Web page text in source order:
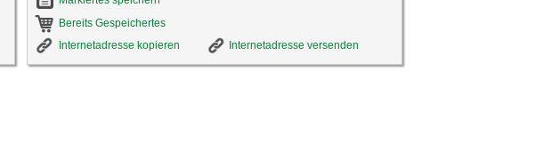
Bereits Gespeichertes
Internetadresse kopieren
Internetadresse versenden